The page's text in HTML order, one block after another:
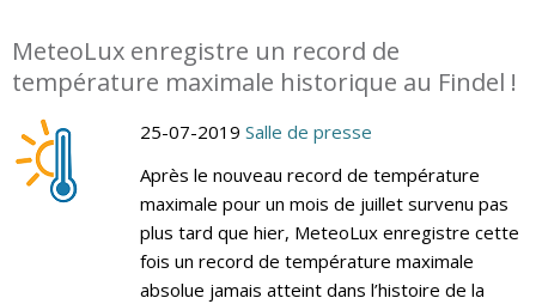
MeteoLux enregistre un record de
température maximale historique au Findel !
25-07-2019 Salle de presse
Après le nouveau record de température
maximale pour un mois de juillet survenu pas
plus tard que hier, MeteoLux enregistre cette
fois un record de température maximale
absolue jamais atteint dans l’histoire de la